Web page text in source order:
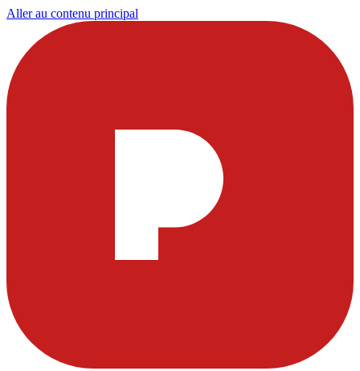
Aller au contenu principal